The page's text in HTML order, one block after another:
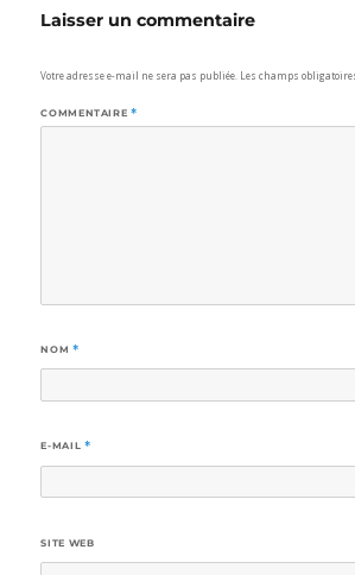
Laisser un commentaire
Votre adresse e-mail ne sera pas publiée. Les champs
COMMENTAIRE *
NOM *
E-MAIL *
SITE WEB